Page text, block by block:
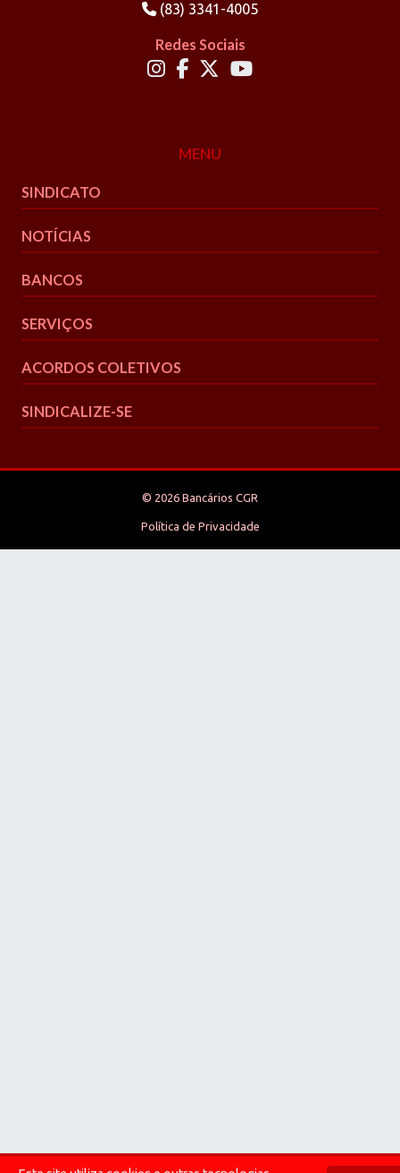
(83) 3341-4005
Redes Sociais
MENU
SINDICATO
NOTÍCIAS
BANCOS
SERVIÇOS
ACORDOS COLETIVOS
SINDICALIZE-SE
© 2026 Bancários CGR
Política de Privacidade